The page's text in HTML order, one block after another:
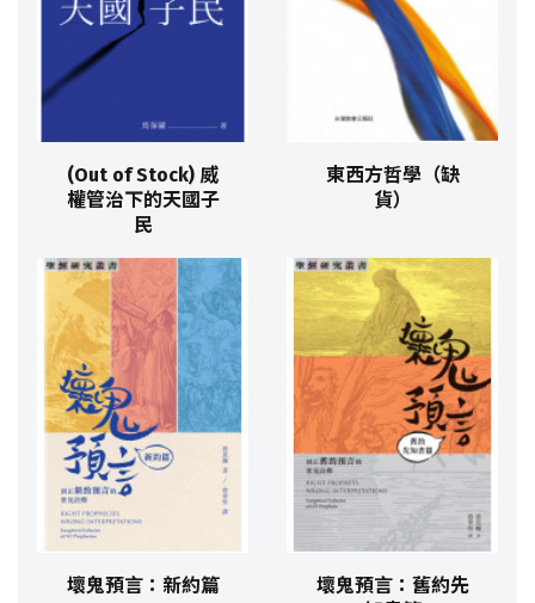
(Out of Stock) 威
權管治下的天國子
民
東西方哲學（缺
貨）
壞鬼預言：新約篇
壞鬼預言：舊約先